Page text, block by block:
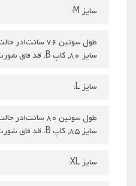
سایز M:
سایز 80, کاپ B، قد فاق شورت 24 سانت
سایز L:
سایز 85, کاپ B، قد فاق شورت 25 سانت
سایز XL: